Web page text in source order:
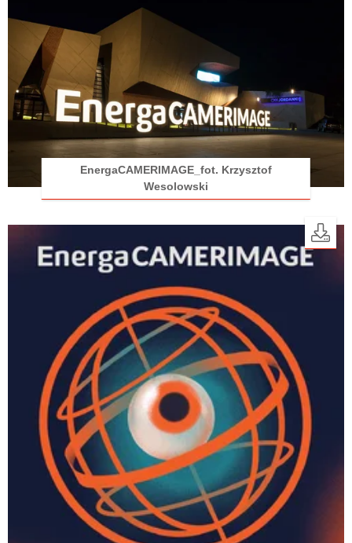
EnergaCAMERIMAGE_fot. Krzysztof
Wesolowski